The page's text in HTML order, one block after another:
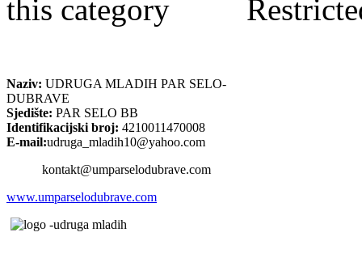
Naziv: UDRUGA MLADIH PAR SELO-
DUBRAVE
Sjedište: PAR SELO BB
Identifikacijski broj: 4210011470008
E-mail:udruga_mladih10@yahoo.com
kontakt@umparselodubrave.com
www.umparselodubrave.com